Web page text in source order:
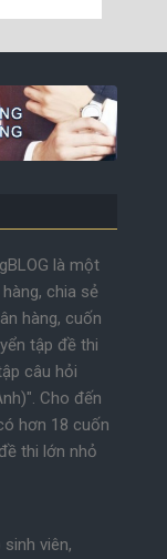
là một
chia sẻ
hàng, cuốn
tập đề thi
câu hỏi
Cho đến
hơn 18 cuốn
thi lớn nhỏ
viên,